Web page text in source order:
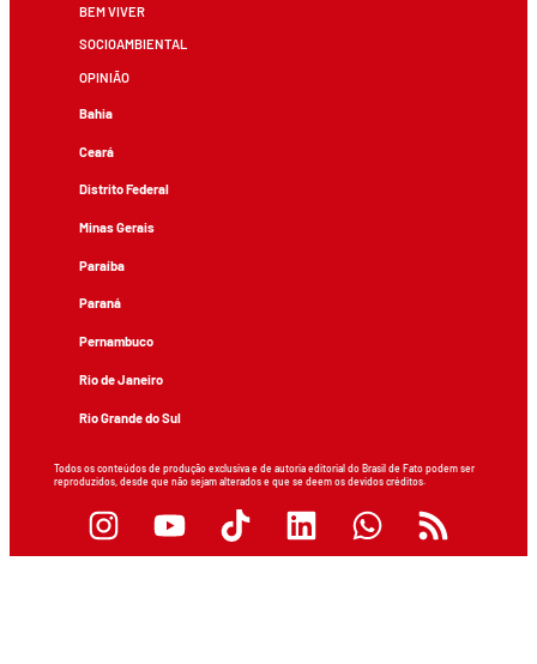
BEM VIVER
SOCIOAMBIENTAL
OPINIÃO
Bahia
Ceará
Distrito Federal
Minas Gerais
Paraíba
Paraná
Pernambuco
Rio de Janeiro
Rio Grande do Sul
Todos os conteúdos de produção exclusiva e de autoria editorial do Brasil de Fato podem ser
reproduzidos, desde que não sejam alterados e que se deem os devidos créditos.